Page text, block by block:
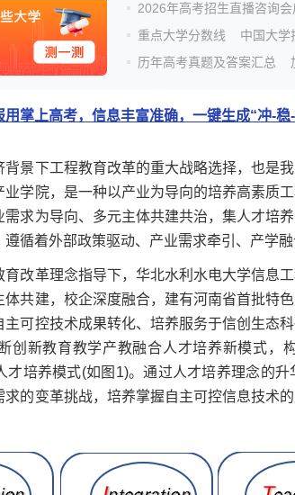
2026年高考招生直播咨询会
重点大学分数线
中国大学
历年高考真题及答案汇总
掌上高考，信息丰富准确，一键生成“冲-稳-
下工程教育改革的重大战略选择，也是
业学院，是一种以产业为导向的培养高素质
求为导向、多元主体共建共治，集人才培
循着外部政策驱动、产业需求牵引、产学融
革理念指导下，华北水利水电大学信息
体共建，校企深度融合，建有河南省首批特
可控技术成果转化、培养服务于信创生态
创新教育教学产教融合人才培养新模式，
才培养模式(如图1)。通过人才培养理念的
求的变革挑战，培养掌握自主可控信息技术